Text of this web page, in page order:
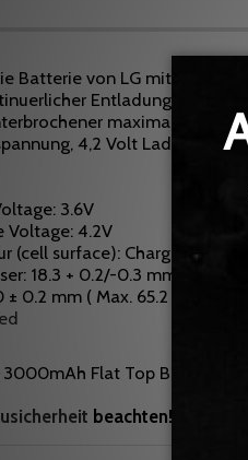
Batterie von LG mit
Entladungsstrom.
maximaler
4,2 Volt
3.6V
Voltage: 4.2V
(cell surface): Charge 0 ~
18.3 + 0.2/-0.3 mm ( Max.
± 0.2 mm ( Max. 65.2 mm )
3000mAh Flat Top Batterie
beachten!